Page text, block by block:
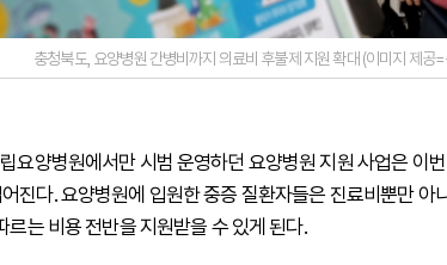
충청북도, 요양병원 간병비까지 의료비 후불제 지원 확대 (이미지 제공
요양병원에서만 시범 운영하던 요양병원 지원 사업은 이
진다. 요양병원에 입원한 중증 질환자들은 진료비뿐만 아
르는 비용 전반을 지원받을 수 있게 된다.